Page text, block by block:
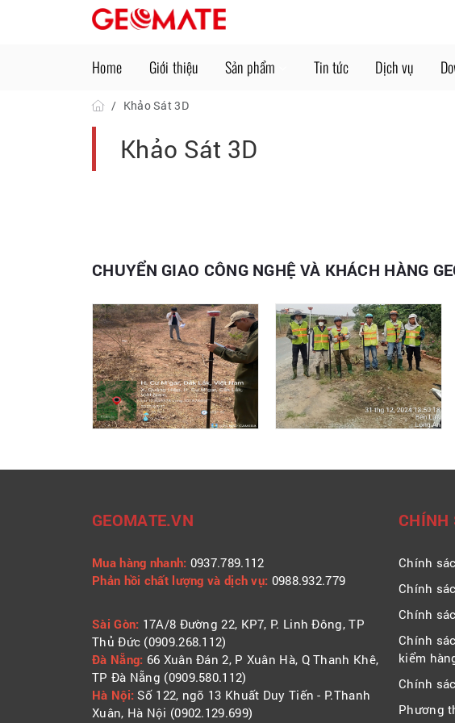
Home Giới thiệu Sản phẩm Tin tức Dịch vụ
Khảo Sát 3D
Khảo Sát 3D
CHUYỂN GIAO CÔNG NGHỆ VÀ KHÁCH HÀNG
GEOMATE.VN
Mua hàng nhanh: 0937.789.112
Phản hồi chất lượng và dịch vụ: 0988.932.779
​​​​​​Sài Gòn: 17A/8 Đường 22, KP7, P. Linh Đông, TP
Thủ Đức (0909.268.112)
Đà Nẵng: 66 Xuân Đán 2, P Xuân Hà, Q Thanh Khê,
TP Đà Nẵng (0909.580.112)
Hà Nội: Số 122, ngõ 13 Khuất Duy Tiến - P.Thanh
Xuân, Hà Nội (0902.129.699)
CHÍNH
Chính
Chính
Chính
Chính
kiểm
Chính
Phương